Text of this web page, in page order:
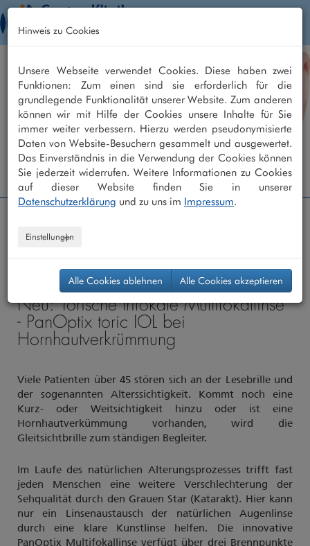
Augenklinik +49 208 - 30 40 30 40
Augenarztpraxis +49 208 - 30 40 30 0
Home
Neu: Torische trifokale Multifokallinse
- PanOptix toric IOL bei
Hornhautverkrümmung
Viele Patienten über 45 stören sich an der Lesebrille und
der sogenannten Alterssichtigkeit. Kommt noch eine
Kurz- oder Weitsichtigkeit hinzu oder ist eine
Hornhautverkümmung vorhanden, wird die
Gleitsichtbrille zum ständigen Begleiter.
Im Laufe des natürlichen Alterungsprozesses trifft fast
jeden Menschen eine weitere Verschlechterung der
Sehqualität durch den Grauen Star (Katarakt). Hier kann
nur ein Linsenaustausch der natürlichen Augenlinse
durch eine klare Kunstlinse helfen. Die innovative
PanOptix Multifokallinse verfügt über drei Brennpunkte
Hinweis zu Cookies
Unsere Webseite verwendet Cookies. Diese haben zwei
Funktionen: Zum einen sind sie erforderlich für die
grundlegende Funktionalität unserer Website. Zum anderen
können wir mit Hilfe der Cookies unsere Inhalte für Sie
immer weiter verbessern. Hierzu werden pseudonymisierte
Daten von Website-Besuchern gesammelt und ausgewertet.
Das Einverständnis in die Verwendung der Cookies können
Sie jederzeit widerrufen. Weitere Informationen zu Cookies
auf dieser Website finden Sie in unserer
Datenschutzerklärung und zu uns im Impressum.
Einstellungen
Alle Cookies ablehnen Alle Cookies akzeptieren